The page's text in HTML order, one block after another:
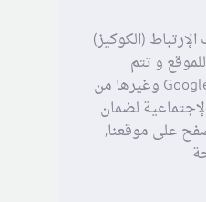
(الكوكيز)
و تتم
مشاركة بعض المعلومات مع Google وغيرها من
لضمان
على موقعنا,